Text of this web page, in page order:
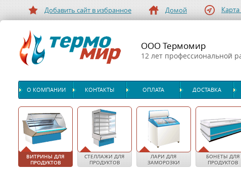
Добавить сайт в избранное Домой Карта
ООО Термомир
12 лет профессиональной
О КОМПАНИИ КОНТАКТЫ ОПЛАТА ДОСТАВКА
ВИТРИНЫ ДЛЯ
ПРОДУКТОВ
СТЕЛЛАЖИ ДЛЯ
ПРОДУКТОВ
ЛАРИ ДЛЯ
ЗАМОРОЗКИ
БОНЕТЫ ДЛЯ
ПРОДУКТОВ